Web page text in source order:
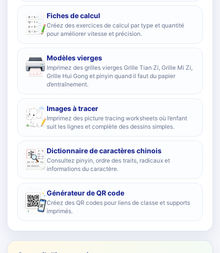
Fiches de calcul
Créez des exercices de calcul par type et quantité
pour améliorer vitesse et précision.
Modèles vierges
Imprimez des grilles vierges Grille Tian Zi, Grille Mi Zi,
Grille Hui Gong et pinyin quand il faut du papier
d’entraînement.
Images à tracer
Imprimez des picture tracing worksheets où l’enfant
suit les lignes et complète des dessins simples.
Dictionnaire de caractères chinois
Consultez pinyin, ordre des traits, radicaux et
informations du caractère.
Générateur de QR code
Créez des QR codes pour liens de classe et supports
imprimés.